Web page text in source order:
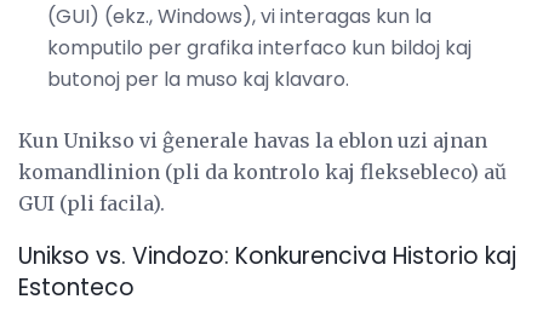
(GUI) (ekz., Windows), vi interagas kun la
komputilo per grafika interfaco kun bildoj kaj
butonoj per la muso kaj klavaro.
Kun Unikso vi ĝenerale havas la eblon uzi ajnan
komandlinion (pli da kontrolo kaj fleksebleco) aŭ
GUI (pli facila).
Unikso vs. Vindozo: Konkurenciva Historio kaj
Estonteco